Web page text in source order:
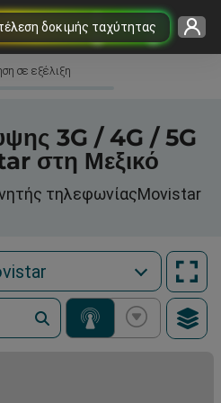
δοκιμής ταχύτητας
σε εξέλιξη
3G / 4G / 5G
στη Μεξικό
τηλεφωνίαςMovistar